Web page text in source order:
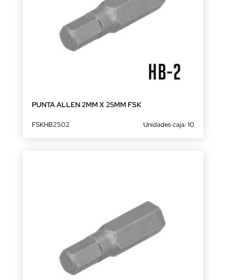
PUNTA ALLEN 2MM X 25MM FSK
FSKHB2502 Unidades caja: 10